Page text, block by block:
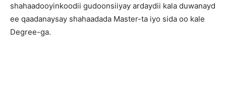
shahaadooyinkoodii gudoonsiiyay ardaydii kala duwanayd
ee qaadanaysay shahaadada Master-ta iyo sida oo kale
Degree-ga.